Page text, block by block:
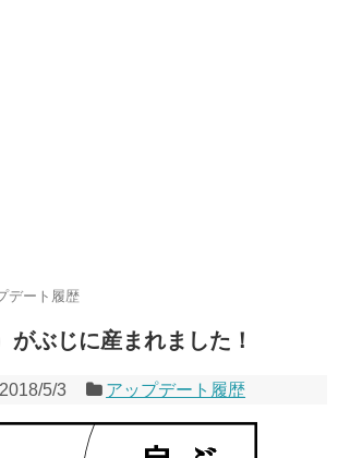
デート履歴
がぶじに産まれました！
2018/5/3 アップデート履歴